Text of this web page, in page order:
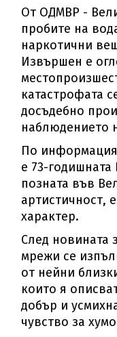
От ОДМВР -
пробите на
наркотични
Извършен е
катастрофата
досъдебно
наблюдението
По информация
е 73-годишната
позната във
артистичност,
характер.
След новината
мрежи се
от нейни
които я
добър и
чувство за